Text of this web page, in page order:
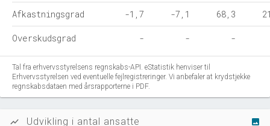
Afkastningsgrad -1,7 -7,1 68,3
Overskudsgrad - - -
Tal fra erhvervsstyrelsens regnskabs-API. eStatistik henviser til
Erhvervsstyrelsen ved eventuelle fejlregistreringer. Vi anbefaler at krydstjekke
regnskabsdataen med årsrapporterne i PDF.
show_chart Udvikling i antal ansatte image